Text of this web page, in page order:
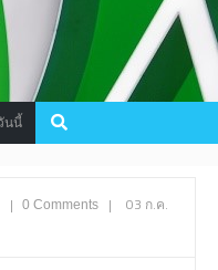
Mobile
| 0 Comments |
03 ก.ค.